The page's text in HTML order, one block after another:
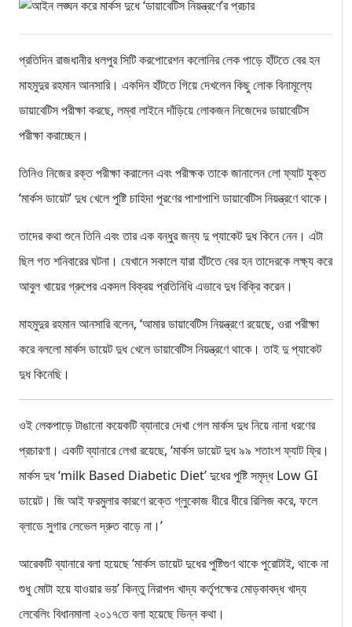
প্রতিদিন রাজধানীর ধলপুর সিটি করপোরেশন কলোনির লেক পাড়ে হাঁটতে বের হন
মাহমুদুর রহমান আনসারি। একদিন হাঁটতে গিয়ে দেখলেন কিছু লোক বিনামূল্যে
ডায়াবেটিস পরীক্ষা করছে, লম্বা লাইনে দাঁড়িয়ে লোকজন নিজেদের ডায়াবেটিস
পরীক্ষা করাচ্ছেন।
তিনিও নিজের রক্ত পরীক্ষা করালেন এবং পরীক্ষক তাকে জানালেন লো ফ্যাট যুক্ত
‘মার্কস ডায়েট’ দুধ খেলে পুষ্টি চাহিদা পূরণের পাশাপাশি ডায়াবেটিস নিয়ন্ত্রণে থাকে।
তাদের কথা শুনে তিনি এবং তার এক বন্ধুর জন্য দু প্যাকেট দুধ কিনে নেন। এটা
ছিল গত শনিবারের ঘটনা। যেখানে সকালে যারা হাঁটতে বের হন তাদেরকে লক্ষ্য করে
আবুল খায়ের গ্রুপের একদল বিক্রয় প্রতিনিধি এভাবে ‍দুধ বিক্রি করেন।
মাহমুদুর রহমান আনসারি বলেন, ‘আমার ডায়াবেটিস নিয়ন্ত্রণে রয়েছে, ওরা পরীক্ষা
করে বললো মার্কস ডায়েট দুধ খেলে ডায়াবেটিস নিয়ন্ত্রণে থাকে। তাই দু প্যাকেট
দুধ কিনেছি।
ওই লেকপাড়ে টাঙানো কয়েকটি ব্যানারে দেখা গেল মার্কস দুধ নিয়ে নানা ধরণের
প্রচারণা। একটি ব্যানারে লেখা রয়েছে, ‘মার্কস ডায়েট দুধ ৯৯ শতাংশ ফ্যাট ফ্রি।
মার্কস দুধ ‘milk Based Diabetic Diet’ দুধের পুষ্টি সমৃদ্ধ Low GI
ডায়েট। জি আই ফরমুলার কারণে রক্তে গ্লুকোজ ধীরে ধীরে রিলিজ করে, ফলে
ব্লাডে সুগার লেভেল দ্রুত বাড়ে না।’
আরেকটি ব্যানারে বলা হয়েছে ‘মার্কস ডায়েট দুধের পুষ্টিগুণ থাকে পুরোটাই, থাকে না
শুধু মোটা হয়ে যাওয়ার ভয়’ কিন্তু নিরাপদ খাদ্য কর্তৃপক্ষের মোড়কাবদ্ধ খাদ্য
লেবেলিং বিধানমালা ২০১৭তে বলা হয়েছে ভিন্ন কথা।